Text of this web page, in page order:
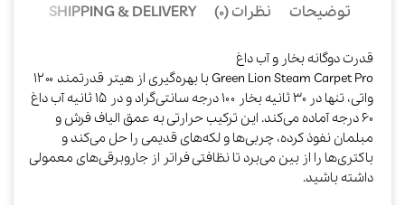
توضیحات نظرات (0) SHIPPING & DELIVERY
قدرت دوگانه بخار و آب داغ
Green Lion Steam Carpet Pro با بهره‌گیری از هیتر قدرتمند ۱۲۰۰
واتی، تنها در ۳۰ ثانیه بخار ۱۰۰ درجه سانتی‌گراد و در ۱۵ ثانیه آب داغ
۶۰ درجه آماده می‌کند. این ترکیب حرارتی به عمق الیاف فرش و
مبلمان نفوذ کرده، چربی‌ها و لکه‌های قدیمی را حل می‌کند و
باکتری‌ها را از بین می‌برد تا نظافتی فراتر از جاروبرقی‌های معمولی
داشته باشید.​